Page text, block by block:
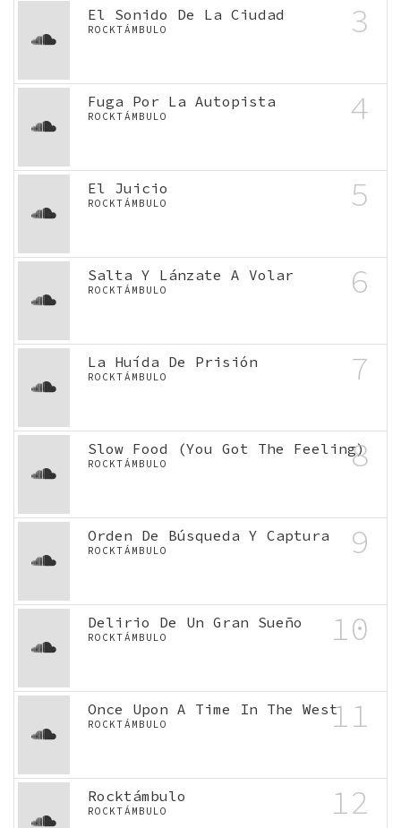
El Sonido De La Ciudad
ROCKTÁMBULO 3
Fuga Por La Autopista
ROCKTÁMBULO 4
El Juicio
ROCKTÁMBULO 5
Salta Y Lánzate A Volar
ROCKTÁMBULO 6
La Huída De Prisión
ROCKTÁMBULO 7
Slow Food (You Got The Feeling)
ROCKTÁMBULO 8
Orden De Búsqueda Y Captura
ROCKTÁMBULO 9
Delirio De Un Gran Sueño
ROCKTÁMBULO 10
Once Upon A Time In The West
ROCKTÁMBULO 11
Rocktámbulo
ROCKTÁMBULO 12